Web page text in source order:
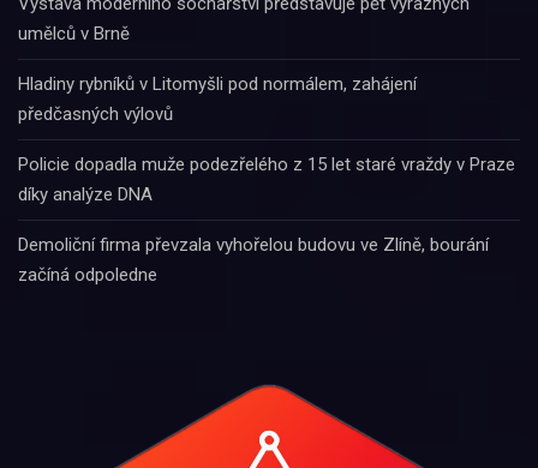
umělců v Brně
Hladiny rybníků v Litomyšli pod normálem, zahájení
předčasných výlovů
Policie dopadla muže podezřelého z 15 let staré vraždy v Praze
díky analýze DNA
Demoliční firma převzala vyhořelou budovu ve Zlíně, bourání
začíná odpoledne